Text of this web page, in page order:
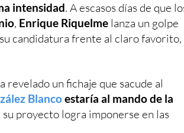
intensidad. A escasos días de que
, Enrique Riquelme lanza un golpe
candidatura frente al claro favorito,
revelado un fichaje que sacude al
Blancoestaría al mando de la
su proyecto logra imponerse en las